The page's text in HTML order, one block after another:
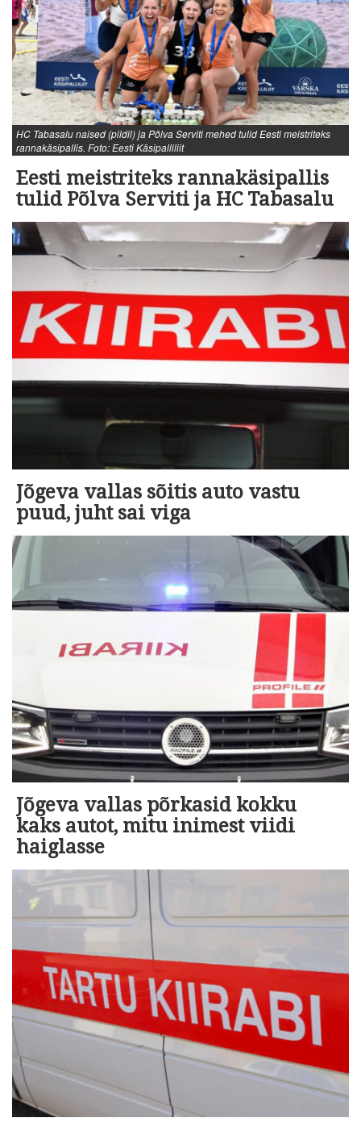
HC Tabasalu naised (pildil) ja Põlva Serviti mehed tulid Eesti meistriteks
rannakäsipallis. Foto: Eesti Käsipalliliit
Eesti meistriteks rannakäsipallis
tulid Põlva Serviti ja HC Tabasalu
Jõgeva vallas sõitis auto vastu
puud, juht sai viga
Jõgeva vallas põrkasid kokku
kaks autot, mitu inimest viidi
haiglasse